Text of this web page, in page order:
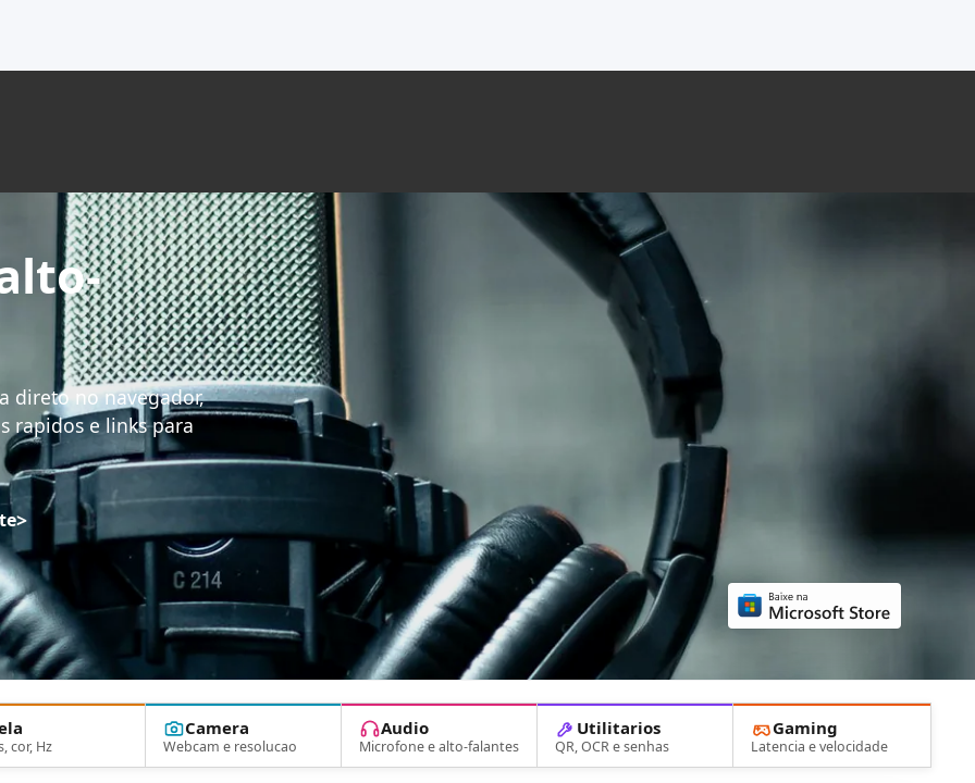
direto no navegador,
rapidos e links para
>
cor, Hz
Camera
Webcam e resolucao
Audio
Microfone e alto-falantes
Utilitarios
QR, OCR e senhas
Gaming
Latencia e velocidade